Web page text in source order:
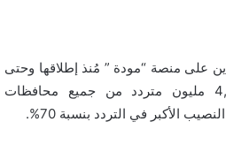
على منصة “مودة ” مُنذ إطلاقها وحتى
نهاية أبريل الماضى بلغ 4,8 مليون متردد من جميع محافظات
الأكبر في التردد بنسبة 70%.